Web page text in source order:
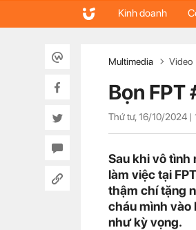
Kinh doanh
Multimedia Video
Bọn FPT
Thứ tư, 16/10/2024 |
Sau khi vô tình
làm việc tại
thậm chí tặng
cháu mình vào
như kỳ vọng.